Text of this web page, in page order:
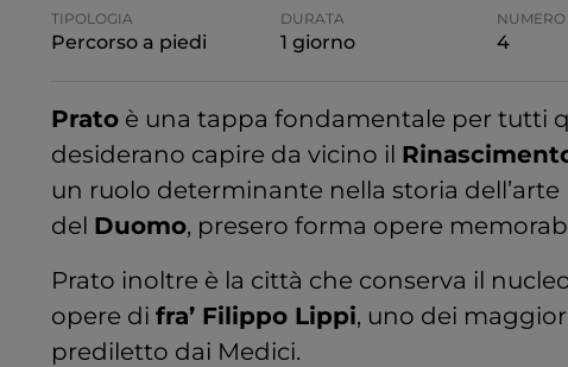
TIPOLOGIA
Percorso a piedi
DURATA
1 giorno 4
Prato è una tappa fondamentale per tutti
desiderano capire da vicino il
un ruolo determinante nella storia
del Duomo, presero forma opere
Prato inoltre è la città che conserva il
opere di fra’ Filippo Lippi, uno dei
prediletto dai Medici.